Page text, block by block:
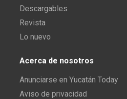
Descargables
Revista
Lo nuevo
Acerca de nosotros
Anunciarse en Yucatán Today
Aviso de privacidad